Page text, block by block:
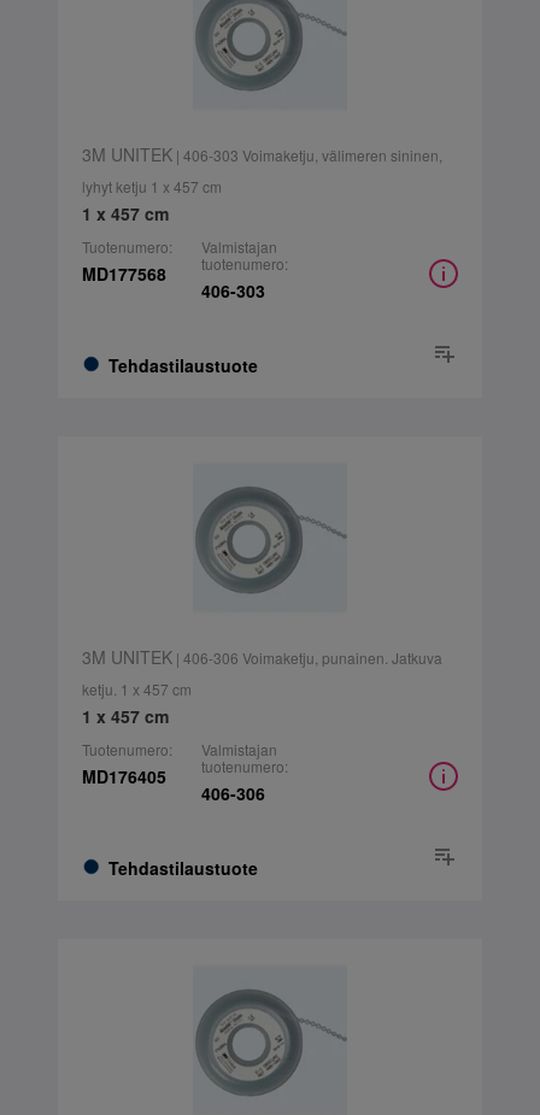
3M UNITEK| 406-303 Voimaketju, välimeren sininen,
lyhyt ketju 1 x 457 cm
1 x 457 cm
Tuotenumero:
MD177568
Tehdastilaustuote
Valmistajan
tuotenumero:
406-303
3M UNITEK| 406-306 Voimaketju, punainen. Jatkuva
ketju. 1 x 457 cm
1 x 457 cm
Tuotenumero:
MD176405
Tehdastilaustuote
Valmistajan
tuotenumero:
406-306